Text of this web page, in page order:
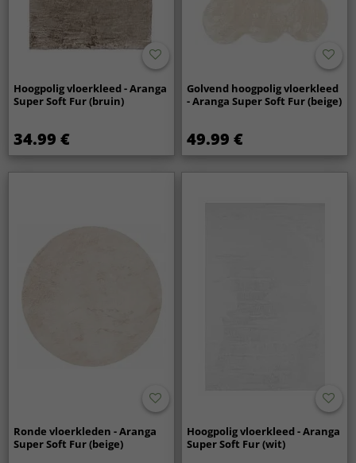
Hoogpolig vloerkleed - Aranga
Super Soft Fur (bruin)
34.99 €
Golvend hoogpolig vloerkleed
- Aranga Super Soft Fur (beige)
49.99 €
Ronde vloerkleden - Aranga
Super Soft Fur (beige)
Hoogpolig vloerkleed - Aranga
Super Soft Fur (wit)